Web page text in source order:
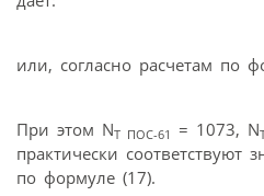
или, согласно расчетам по
При этом NT ПОС-61 = 1073, N
практически соответствуют
по формуле (17).